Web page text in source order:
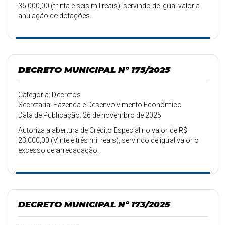
36.000,00 (trinta e seis mil reais), servindo de igual valor a
anulação de dotações.
DECRETO MUNICIPAL Nº 175/2025
Categoria: Decretos
Secretaria: Fazenda e Desenvolvimento Econômico
Data de Publicação: 26 de novembro de 2025
Autoriza a abertura de Crédito Especial no valor de R$
23.000,00 (Vinte e três mil reais), servindo de igual valor o
excesso de arrecadação.
DECRETO MUNICIPAL Nº 173/2025